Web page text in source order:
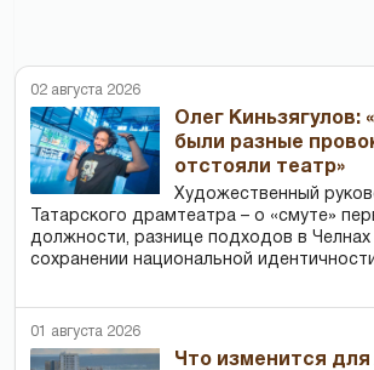
02 августа 2026
Олег Киньзягулов:
были разные
отстояли театр»
Художественный
Татарского драмтеатра – о «смуте»
должности, разнице подходов в Челнах
сохранении национальной
01 августа 2026
Что изменится